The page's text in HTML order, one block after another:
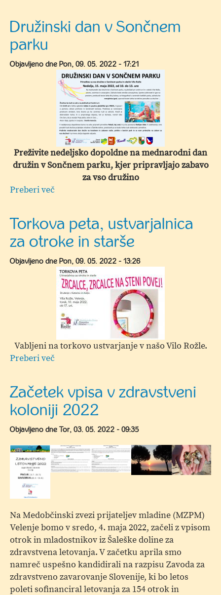
v
Družinski dan v Sončnem
parku
Objavljeno dne Pon, 09. 05. 2022 - 17:21
Preživite nedeljsko dopoldne na mednarodni dan
družin v Sončnem parku, kjer pripravljajo zabavo
za vso družino
Preberi več
v
Sončnem
Torkova peta, ustvarjalnica
za otroke in starše
Objavljeno dne Pon, 09. 05. 2022 - 13:26
Vabljeni na torkovo ustvarjanje v našo Vilo Rožle.
Preberi več
ustvarjalnica
za
in
starše
Začetek vpisa v zdravstveni
koloniji 2022
Objavljeno dne Tor, 03. 05. 2022 - 09:35
Na Medobčinski zvezi prijateljev mladine (MZPM)
Velenje bomo v sredo, 4. maja 2022, začeli z vpisom
otrok in mladostnikov iz Šaleške doline za
zdravstvena letovanja. V začetku aprila smo
namreč uspešno kandidirali na razpisu Zavoda za
zdravstveno zavarovanje Slovenije, ki bo letos
poleti sofinanciral letovanja za 154 otrok in